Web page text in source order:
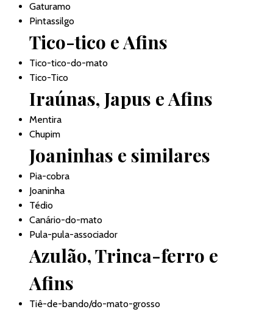
Gaturamo
Pintassilgo
Tico-tico e Afins
Tico-tico-do-mato
Tico-Tico
Iraúnas, Japus e Afins
Mentira
Chupim
Joaninhas e similares
Pia-cobra
Joaninha
Tédio
Canário-do-mato
Pula-pula-associador
Azulão, Trinca-ferro e
Afins
Tiê-de-bando/do-mato-grosso